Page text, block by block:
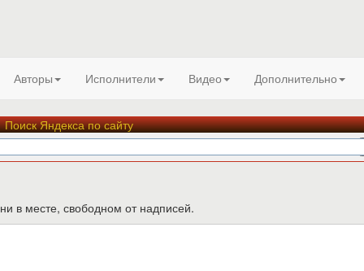
Авторы Исполнители Видео Дополнительно
Поиск Яндекса по сайту
в месте, свободном от надписей.